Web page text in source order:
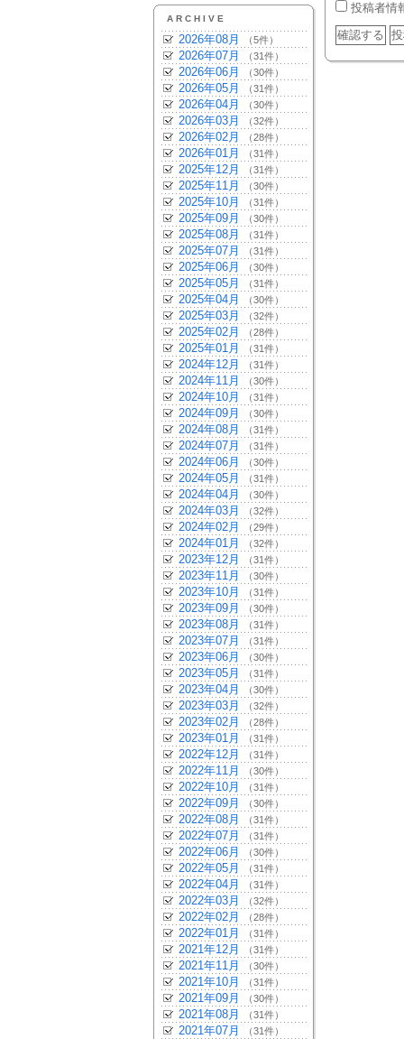
ARCHIVE
2026年08月 （5件）
2026年07月 （31件）
2026年06月 （30件）
2026年05月 （31件）
2026年04月 （30件）
2026年03月 （32件）
2026年02月 （28件）
2026年01月 （31件）
2025年12月 （31件）
2025年11月 （30件）
2025年10月 （31件）
2025年09月 （30件）
2025年08月 （31件）
2025年07月 （31件）
2025年06月 （30件）
2025年05月 （31件）
2025年04月 （30件）
2025年03月 （32件）
2025年02月 （28件）
2025年01月 （31件）
2024年12月 （31件）
2024年11月 （30件）
2024年10月 （31件）
2024年09月 （30件）
2024年08月 （31件）
2024年07月 （31件）
2024年06月 （30件）
2024年05月 （31件）
2024年04月 （30件）
2024年03月 （32件）
2024年02月 （29件）
2024年01月 （32件）
2023年12月 （31件）
2023年11月 （30件）
2023年10月 （31件）
2023年09月 （30件）
2023年08月 （31件）
2023年07月 （31件）
2023年06月 （30件）
2023年05月 （31件）
2023年04月 （30件）
2023年03月 （32件）
2023年02月 （28件）
2023年01月 （31件）
2022年12月 （31件）
2022年11月 （30件）
2022年10月 （31件）
2022年09月 （30件）
2022年08月 （31件）
2022年07月 （31件）
2022年06月 （30件）
2022年05月 （31件）
2022年04月 （31件）
2022年03月 （32件）
2022年02月 （28件）
2022年01月 （31件）
2021年12月 （31件）
2021年11月 （30件）
2021年10月 （31件）
2021年09月 （30件）
2021年08月 （31件）
2021年07月 （31件）
投稿者情